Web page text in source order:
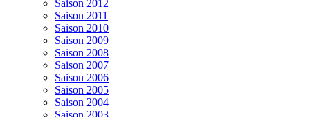
Saison 2012
Saison 2011
Saison 2010
Saison 2009
Saison 2008
Saison 2007
Saison 2006
Saison 2005
Saison 2004
Saison 2003